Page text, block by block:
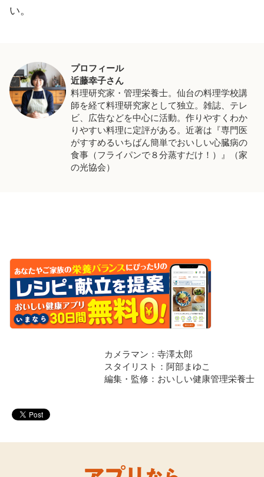
い。
プロフィール
近藤幸子さん
料理研究家・管理栄養士。仙台の料理学校講
師を経て料理研究家として独立。雑誌、テレ
ビ、広告などを中心に活動。作りやすくわか
りやすい料理に定評がある。近著は『専門医
がすすめるいちばん簡単でおいしい心臓病の
食事（フライパンで８分蒸すだけ！）』（家
の光協会）
カメラマン：寺澤太郎
スタイリスト：阿部まゆこ
編集・監修：おいしい健康管理栄養士